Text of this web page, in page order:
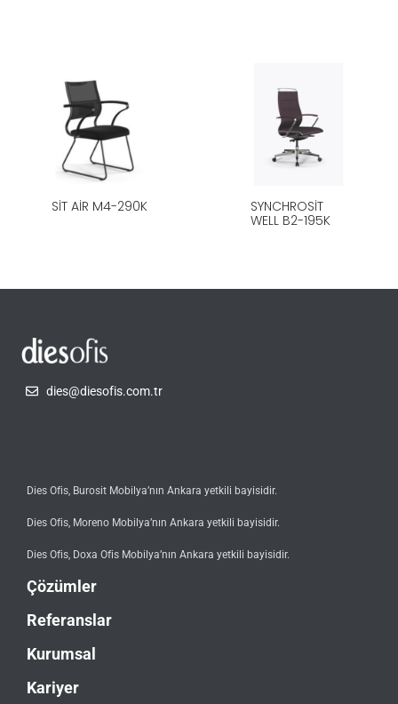
SIT AIR M4-290K
SYNCHROSIT
WELL B2-195K
dies@diesofis.com.tr
Dies Ofis, Burosit Mobilya’nın Ankara yetkili bayisidir.
Dies Ofis, Moreno Mobilya’nın Ankara yetkili bayisidir.
Dies Ofis, Doxa Ofis Mobilya’nın Ankara yetkili bayisidir.
Çözümler
Referanslar
Kurumsal
Kariyer